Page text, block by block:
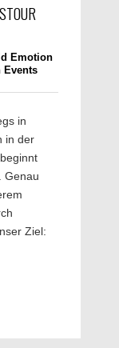
Emotion
Events
in
in der
Genau
Ziel: